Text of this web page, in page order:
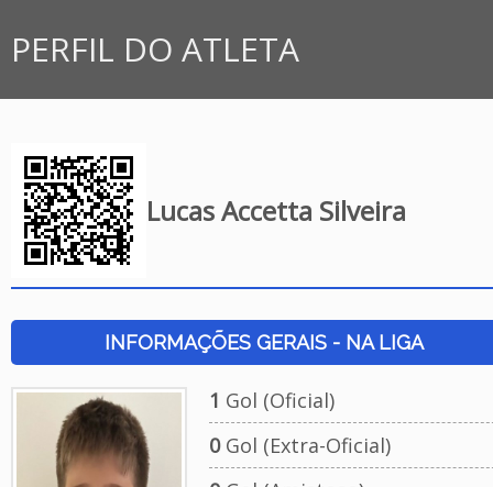
PERFIL DO ATLETA
Lucas Accetta Silveira
INFORMAÇÕES GERAIS - NA LIGA
1 Gol (Oficial)
0Gol (Extra-Oficial)